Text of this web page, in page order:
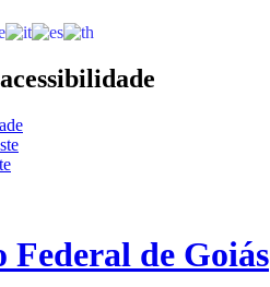
de Goiás